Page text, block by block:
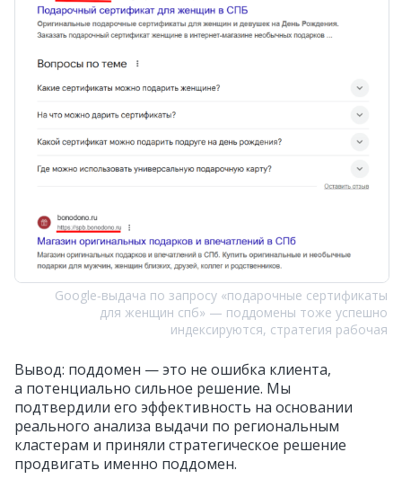
Google‑выдача по запросу «подарочные сертификаты
для женщин спб» — поддомены тоже успешно
индексируются, стратегия рабочая
Вывод: поддомен — это не ошибка клиента,
а потенциально сильное решение. Мы
подтвердили его эффективность на основании
реального анализа выдачи по региональным
кластерам и приняли стратегическое решение
продвигать именно поддомен.